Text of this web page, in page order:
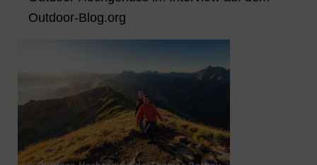
Outdoor-Blog.org